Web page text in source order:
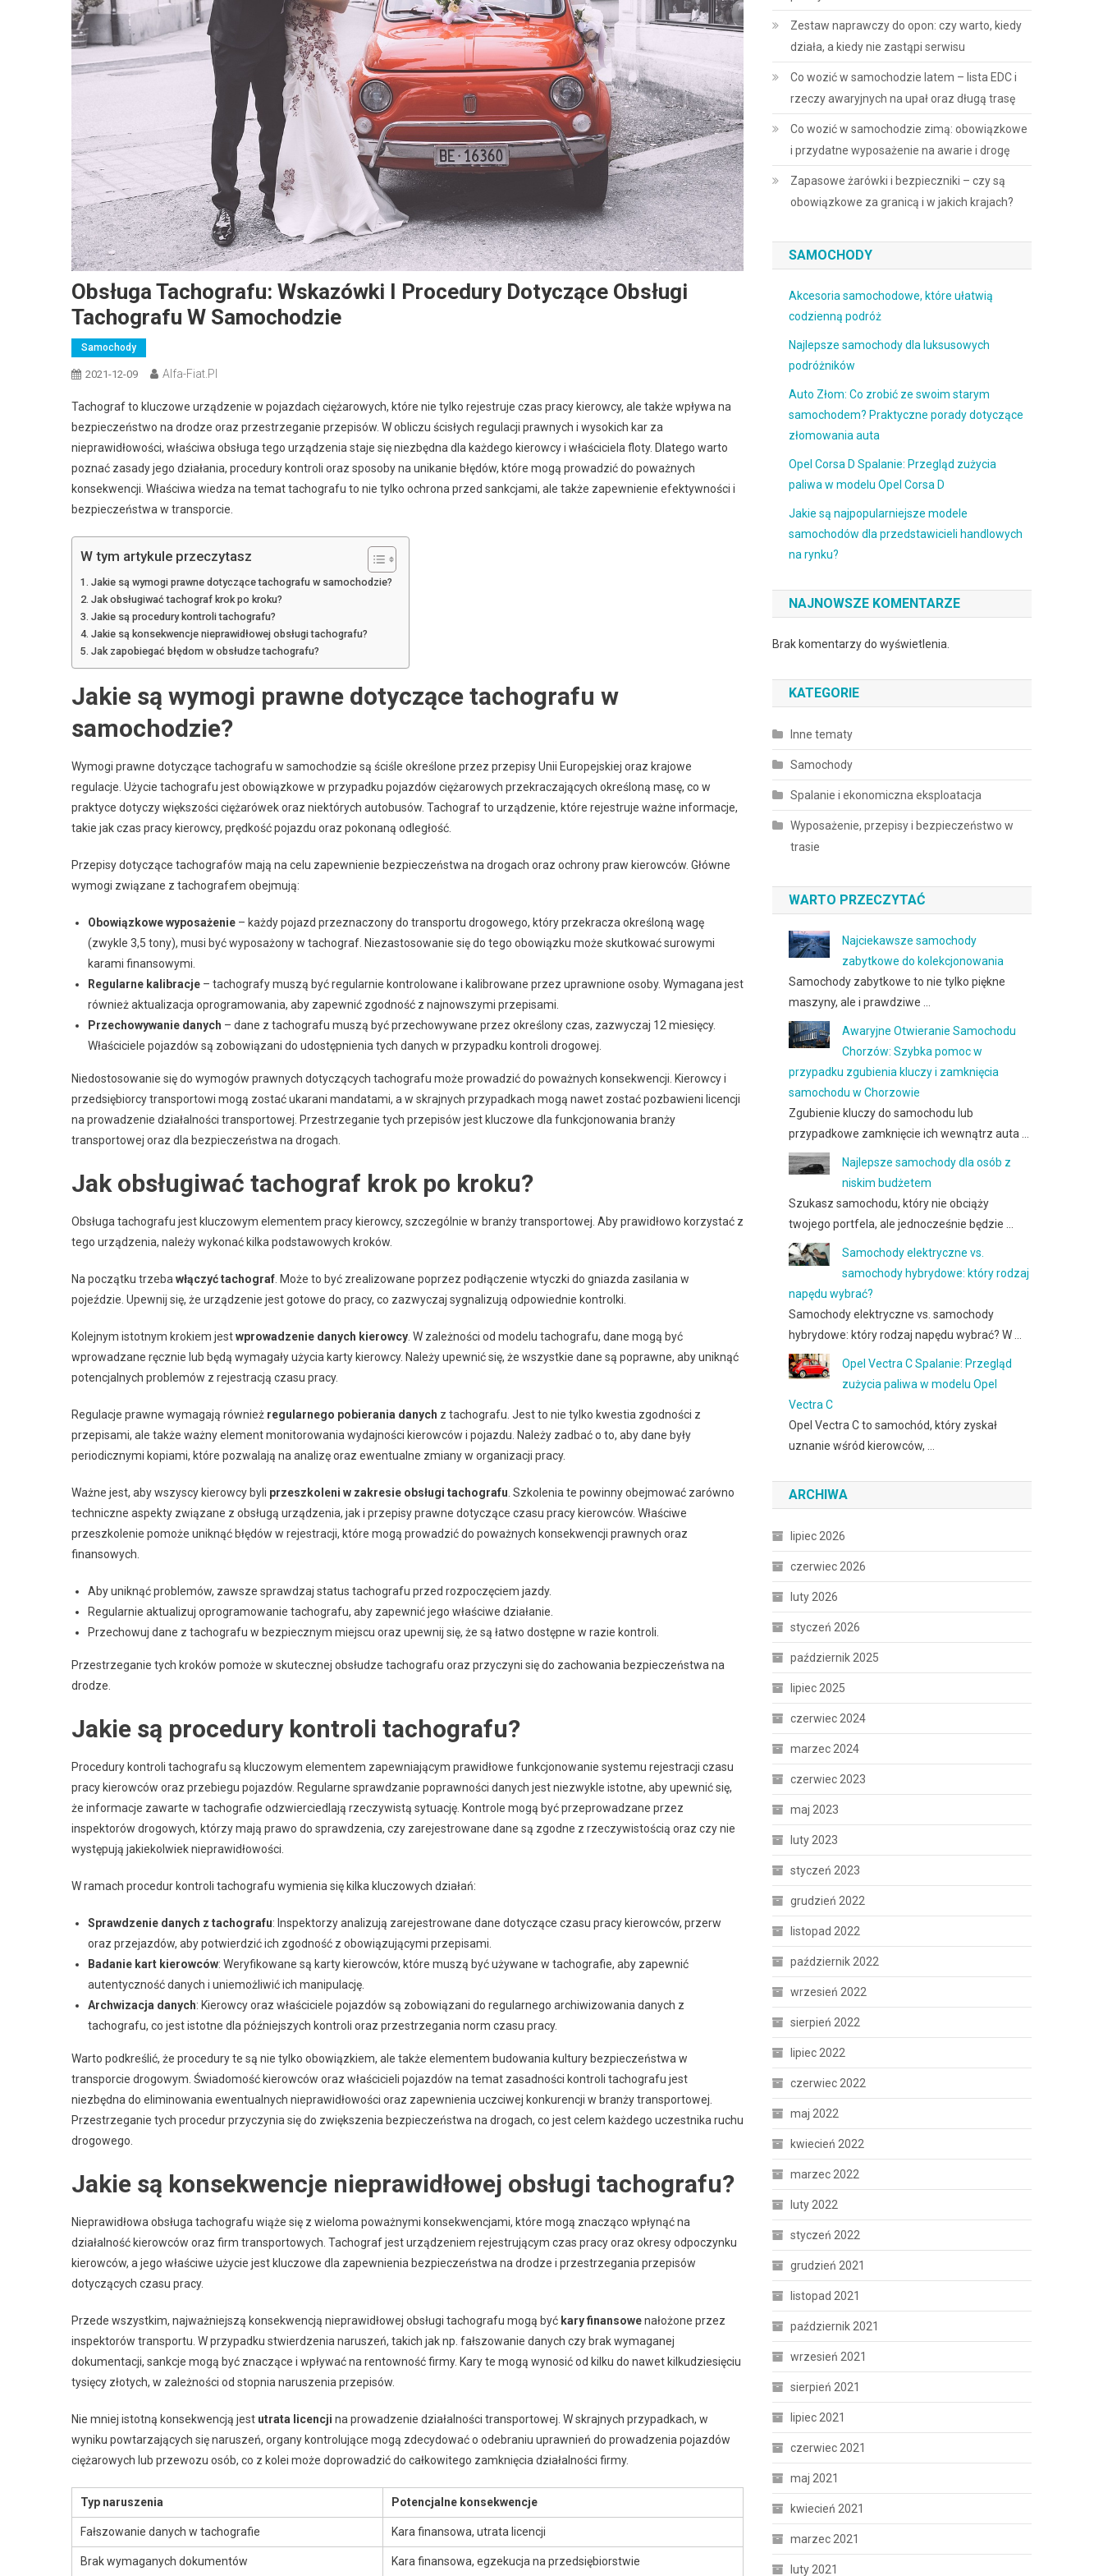
Obsługa Tachografu: Wskazówki I Procedury Dotyczące Obsługi
Tachografu W Samochodzie
Samochody
2021-12-09 Alfa-Fiat.pl
Tachograf to kluczowe urządzenie w pojazdach ciężarowych, które nie tylko rejestruje czas pracy kierowcy, ale także wpływa na
bezpieczeństwo na drodze oraz przestrzeganie przepisów. W obliczu ścisłych regulacji prawnych i wysokich kar za
nieprawidłowości, właściwa obsługa tego urządzenia staje się niezbędna dla każdego kierowcy i właściciela floty. Dlatego warto
poznać zasady jego działania, procedury kontroli oraz sposoby na unikanie błędów, które mogą prowadzić do poważnych
konsekwencji. Właściwa wiedza na temat tachografu to nie tylko ochrona przed sankcjami, ale także zapewnienie efektywności i
bezpieczeństwa w transporcie.
W tym artykule przeczytasz
Jakie są wymogi prawne dotyczące tachografu w samochodzie?
Jak obsługiwać tachograf krok po kroku?
Jakie są procedury kontroli tachografu?
Jakie są konsekwencje nieprawidłowej obsługi tachografu?
Jak zapobiegać błędom w obsłudze tachografu?
Jakie są wymogi prawne dotyczące tachografu w
samochodzie?
Wymogi prawne dotyczące tachografu w samochodzie są ściśle określone przez przepisy Unii Europejskiej oraz krajowe
regulacje. Użycie tachografu jest obowiązkowe w przypadku pojazdów ciężarowych przekraczających określoną masę, co w
praktyce dotyczy większości ciężarówek oraz niektórych autobusów. Tachograf to urządzenie, które rejestruje ważne informacje,
takie jak czas pracy kierowcy, prędkość pojazdu oraz pokonaną odległość.
Przepisy dotyczące tachografów mają na celu zapewnienie bezpieczeństwa na drogach oraz ochrony praw kierowców. Główne
wymogi związane z tachografem obejmują:
Obowiązkowe wyposażenie – każdy pojazd przeznaczony do transportu drogowego, który przekracza określoną wagę
(zwykle 3,5 tony), musi być wyposażony w tachograf. Niezastosowanie się do tego obowiązku może skutkować surowymi
karami finansowymi.
Regularne kalibracje – tachografy muszą być regularnie kontrolowane i kalibrowane przez uprawnione osoby. Wymagana jest
również aktualizacja oprogramowania, aby zapewnić zgodność z najnowszymi przepisami.
Przechowywanie danych – dane z tachografu muszą być przechowywane przez określony czas, zazwyczaj 12 miesięcy.
Właściciele pojazdów są zobowiązani do udostępnienia tych danych w przypadku kontroli drogowej.
Niedostosowanie się do wymogów prawnych dotyczących tachografu może prowadzić do poważnych konsekwencji. Kierowcy i
przedsiębiorcy transportowi mogą zostać ukarani mandatami, a w skrajnych przypadkach mogą nawet zostać pozbawieni licencji
na prowadzenie działalności transportowej. Przestrzeganie tych przepisów jest kluczowe dla funkcjonowania branży
transportowej oraz dla bezpieczeństwa na drogach.
Jak obsługiwać tachograf krok po kroku?
Obsługa tachografu jest kluczowym elementem pracy kierowcy, szczególnie w branży transportowej. Aby prawidłowo korzystać z
tego urządzenia, należy wykonać kilka podstawowych kroków.
Na początku trzeba włączyć tachograf . Może to być zrealizowane poprzez podłączenie wtyczki do gniazda zasilania w
pojeździe. Upewnij się, że urządzenie jest gotowe do pracy, co zazwyczaj sygnalizują odpowiednie kontrolki.
Kolejnym istotnym krokiem jestwprowadzenie danych kierowcy . W zależności od modelu tachografu, dane mogą być
wprowadzane ręcznie lub będą wymagały użycia karty kierowcy. Należy upewnić się, że wszystkie dane są poprawne, aby uniknąć
potencjalnych problemów z rejestracją czasu pracy.
Regulacje prawne wymagają również regularnego pobierania danych z tachografu. Jest to nie tylko kwestia zgodności z
przepisami, ale także ważny element monitorowania wydajności kierowców i pojazdu. Należy zadbać o to, aby dane były
periodicznymi kopiami, które pozwalają na analizę oraz ewentualne zmiany w organizacji pracy.
Ważne jest, aby wszyscy kierowcy byli przeszkoleni w zakresie obsługi tachografu . Szkolenia te powinny obejmować zarówno
techniczne aspekty związane z obsługą urządzenia, jak i przepisy prawne dotyczące czasu pracy kierowców. Właściwe
przeszkolenie pomoże uniknąć błędów w rejestracji, które mogą prowadzić do poważnych konsekwencji prawnych oraz
finansowych.
Aby uniknąć problemów, zawsze sprawdzaj status tachografu przed rozpoczęciem jazdy.
Regularnie aktualizuj oprogramowanie tachografu, aby zapewnić jego właściwe działanie.
Przechowuj dane z tachografu w bezpiecznym miejscu oraz upewnij się, że są łatwo dostępne w razie kontroli.
Przestrzeganie tych kroków pomoże w skutecznej obsłudze tachografu oraz przyczyni się do zachowania bezpieczeństwa na
drodze.
Jakie są procedury kontroli tachografu?
Procedury kontroli tachografu są kluczowym elementem zapewniającym prawidłowe funkcjonowanie systemu rejestracji czasu
pracy kierowców oraz przebiegu pojazdów. Regularne sprawdzanie poprawności danych jest niezwykle istotne, aby upewnić się,
że informacje zawarte w tachografie odzwierciedlają rzeczywistą sytuację. Kontrole mogą być przeprowadzane przez
inspektorów drogowych, którzy mają prawo do sprawdzenia, czy zarejestrowane dane są zgodne z rzeczywistością oraz czy nie
występują jakiekolwiek nieprawidłowości.
W ramach procedur kontroli tachografu wymienia się kilka kluczowych działań:
Sprawdzenie danych z tachografu: Inspektorzy analizują zarejestrowane dane dotyczące czasu pracy kierowców, przerw
oraz przejazdów, aby potwierdzić ich zgodność z obowiązującymi przepisami.
Badanie kart kierowców: Weryfikowane są karty kierowców, które muszą być używane w tachografie, aby zapewnić
autentyczność danych i uniemożliwić ich manipulację.
Archwizacja danych: Kierowcy oraz właściciele pojazdów są zobowiązani do regularnego archiwizowania danych z
tachografu, co jest istotne dla późniejszych kontroli oraz przestrzegania norm czasu pracy.
Warto podkreślić, że procedury te są nie tylko obowiązkiem, ale także elementem budowania kultury bezpieczeństwa w
transporcie drogowym. Świadomość kierowców oraz właścicieli pojazdów na temat zasadności kontroli tachografu jest
niezbędna do eliminowania ewentualnych nieprawidłowości oraz zapewnienia uczciwej konkurencji w branży transportowej.
Przestrzeganie tych procedur przyczynia się do zwiększenia bezpieczeństwa na drogach, co jest celem każdego uczestnika ruchu
drogowego.
Jakie są konsekwencje nieprawidłowej obsługi tachografu?
Nieprawidłowa obsługa tachografu wiąże się z wieloma poważnymi konsekwencjami, które mogą znacząco wpłynąć na
działalność kierowców oraz firm transportowych. Tachograf jest urządzeniem rejestrującym czas pracy oraz okresy odpoczynku
kierowców, a jego właściwe użycie jest kluczowe dla zapewnienia bezpieczeństwa na drodze i przestrzegania przepisów
dotyczących czasu pracy.
Przede wszystkim, najważniejszą konsekwencją nieprawidłowej obsługi tachografu mogą być kary finansowenałożone przez
inspektorów transportu. W przypadku stwierdzenia naruszeń, takich jak np. fałszowanie danych czy brak wymaganej
dokumentacji, sankcje mogą być znaczące i wpływać na rentowność firmy. Kary te mogą wynosić od kilku do nawet kilkudziesięciu
tysięcy złotych, w zależności od stopnia naruszenia przepisów.
Nie mniej istotną konsekwencją jest utrata licencji na prowadzenie działalności transportowej. W skrajnych przypadkach, w
wyniku powtarzających się naruszeń, organy kontrolujące mogą zdecydować o odebraniu uprawnień do prowadzenia pojazdów
ciężarowych lub przewozu osób, co z kolei może doprowadzić do całkowitego zamknięcia działalności firmy.
Typ naruszenia Potencjalne konsekwencje
Fałszowanie danych w tachografie Kara finansowa, utrata licencji
Brak wymaganych dokumentów Kara finansowa, egzekucja na przedsiębiorstwie
Zestaw naprawczy do opon: czy warto, kiedy
działa, a kiedy nie zastąpi serwisu
Co wozić w samochodzie latem – lista EDC i
rzeczy awaryjnych na upał oraz długą trasę
Co wozić w samochodzie zimą: obowiązkowe
i przydatne wyposażenie na awarie i drogę
Zapasowe żarówki i bezpieczniki – czy są
obowiązkowe za granicą i w jakich krajach?
SAMOCHODY
Akcesoria samochodowe, które ułatwią
codzienną podróż
Najlepsze samochody dla luksusowych
podróżników
Auto Złom: Co zrobić ze swoim starym
samochodem? Praktyczne porady dotyczące
złomowania auta
Opel Corsa D Spalanie: Przegląd zużycia
paliwa w modelu Opel Corsa D
Jakie są najpopularniejsze modele
samochodów dla przedstawicieli handlowych
na rynku?
NAJNOWSZE KOMENTARZE
Brak komentarzy do wyświetlenia.
KATEGORIE
Inne tematy
Samochody
Spalanie i ekonomiczna eksploatacja
Wyposażenie, przepisy i bezpieczeństwo w
trasie
WARTO PRZECZYTAĆ
Najciekawsze samochody
zabytkowe do kolekcjonowania
Samochody zabytkowe to nie tylko piękne
maszyny, ale i prawdziwe …
Awaryjne Otwieranie Samochodu
Chorzów: Szybka pomoc w
przypadku zgubienia kluczy i zamknięcia
samochodu w Chorzowie
Zgubienie kluczy do samochodu lub
przypadkowe zamknięcie ich wewnątrz auta …
Najlepsze samochody dla osób z
niskim budżetem
Szukasz samochodu, który nie obciąży
twojego portfela, ale jednocześnie będzie …
Samochody elektryczne vs.
samochody hybrydowe: który rodzaj
napędu wybrać?
Samochody elektryczne vs. samochody
hybrydowe: który rodzaj napędu wybrać? W …
Opel Vectra C Spalanie: Przegląd
zużycia paliwa w modelu Opel
Vectra C
Opel Vectra C to samochód, który zyskał
uznanie wśród kierowców, …
ARCHIWA
lipiec 2026
czerwiec 2026
luty 2026
styczeń 2026
październik 2025
lipiec 2025
czerwiec 2024
marzec 2024
czerwiec 2023
maj 2023
luty 2023
styczeń 2023
grudzień 2022
listopad 2022
październik 2022
wrzesień 2022
sierpień 2022
lipiec 2022
czerwiec 2022
maj 2022
kwiecień 2022
marzec 2022
luty 2022
styczeń 2022
grudzień 2021
listopad 2021
październik 2021
wrzesień 2021
sierpień 2021
lipiec 2021
czerwiec 2021
maj 2021
kwiecień 2021
marzec 2021
luty 2021